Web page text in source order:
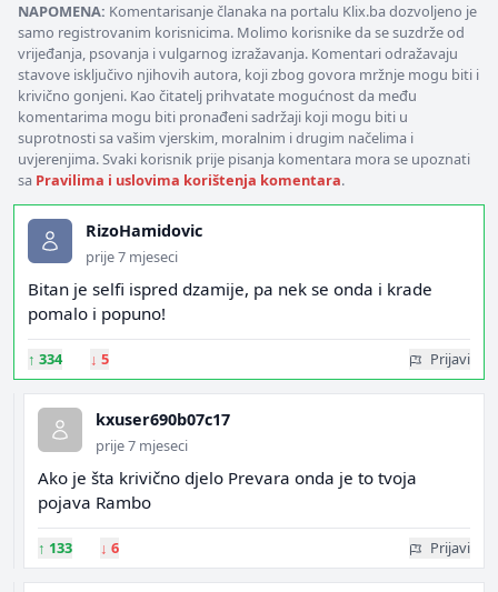
NAPOMENA: Komentarisanje članaka na portalu Klix.ba dozvoljeno je
samo registrovanim korisnicima. Molimo korisnike da se suzdrže od
vrijeđanja, psovanja i vulgarnog izražavanja. Komentari odražavaju
stavove isključivo njihovih autora, koji zbog govora mržnje mogu biti i
krivično gonjeni. Kao čitatelj prihvatate mogućnost da među
komentarima mogu biti pronađeni sadržaji koji mogu biti u
suprotnosti sa vašim vjerskim, moralnim i drugim načelima i
uvjerenjima. Svaki korisnik prije pisanja komentara mora se upoznati
sa Pravilima i uslovima korištenja komentara.
RizoHamidovic
prije 7 mjeseci
Bitan je selfi ispred dzamije, pa nek se onda i krade
pomalo i popuno!
↑ 334 ↓ 5 Prijavi
kxuser690b07c17
prije 7 mjeseci
Ako je šta krivično djelo Prevara onda je to tvoja
pojava Rambo
↑ 133 ↓ 6 Prijavi